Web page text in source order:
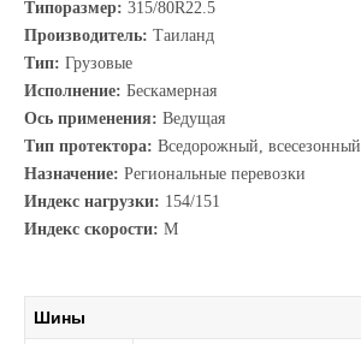
Типоразмер: 315/80R22.5
Производитель: Таиланд
Тип: Грузовые
Исполнение: Бескамерная
Ось применения: Ведущая
Тип протектора: Вседорожный, всесезонный
Назначение: Региональные перевозки
Индекс нагрузки: 154/151
Индекс скорости: M
Шины